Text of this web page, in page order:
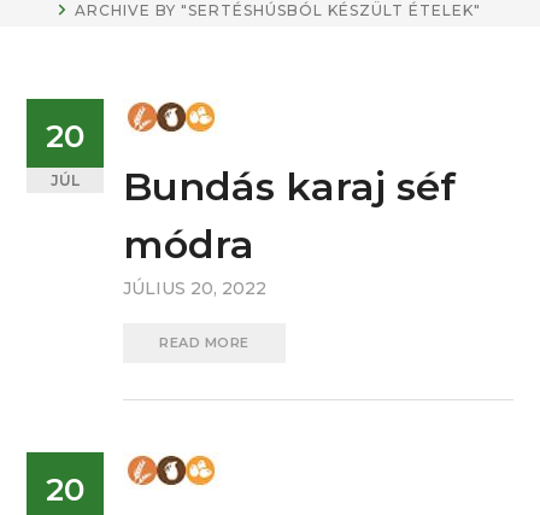
ARCHIVE BY "SERTÉSHÚSBÓL KÉSZÜLT ÉTELEK"
20
JÚL
Bundás karaj séf
módra
JÚLIUS 20, 2022
READ MORE
20